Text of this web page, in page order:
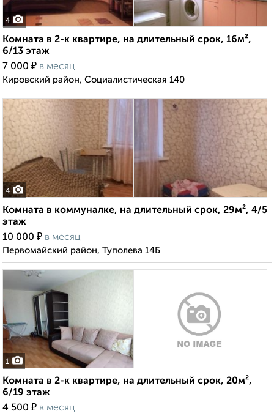
4
Комната в 2-к квартире, на длительный срок, 16м²,
6/13 этаж
7 000 ₽ в месяц
Кировский район, Социалистическая 140
4
Комната в коммуналке, на длительный срок, 29м², 4/5
этаж
10 000 ₽ в месяц
Первомайский район, Туполева 14Б
1
Комната в 2-к квартире, на длительный срок, 20м²,
6/19 этаж
4 500 ₽ в месяц